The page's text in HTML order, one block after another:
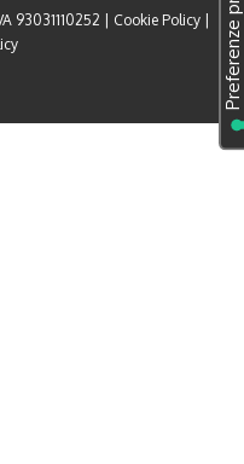
93031110252 | Cookie Policy